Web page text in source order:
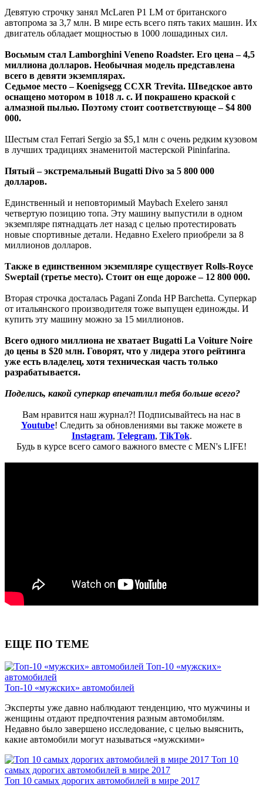
Девятую строчку занял McLaren P1 LM от британского
автопрома за 3,7 млн. В мире есть всего пять таких машин. Их
двигатель обладает мощностью в 1000 лошадиных сил.
Восьмым стал Lamborghini Veneno Roadster. Его цена – 4,5
миллиона долларов. Необычная модель представлена
всего в девяти экземплярах.
Седьмое место – Koenigsegg CCXR Trevita. Шведское авто
оснащено мотором в 1018 л. с. И покрашено краской с
алмазной пылью. Поэтому стоит соответствующе – $4 800
000.
Шестым стал Ferrari Sergio за $5,1 млн с очень редким кузовом
в лучших традициях знаменитой мастерской Pininfarina.
Пятый – экстремальный Bugatti Divo за 5 800 000
долларов.
Единственный и неповторимый Maybach Exelero занял
четвертую позицию топа. Эту машину выпустили в одном
экземпляре пятнадцать лет назад с целью протестировать
новые спортивные детали. Недавно Exelero приобрели за 8
миллионов долларов.
Также в единственном экземпляре существует Rolls-Royce
Sweptail (третье место). Стоит он еще дороже – 12 800 000.
Вторая строчка досталась Pagani Zonda HP Barchetta. Суперкар
от итальянского производителя тоже выпущен единожды. И
купить эту машину можно за 15 миллионов.
Всего одного миллиона не хватает Bugatti La Voiture Noire
до цены в $20 млн. Говорят, что у лидера этого рейтинга
уже есть владелец, хотя техническая часть только
разрабатывается.
Поделись, какой суперкар впечатлил тебя больше всего?
Вам нравится наш журнал?! Подписывайтесь на нас в
Youtube! Следить за обновлениями вы также можете в
Instagram, Telegram, TikTok.
Будь в курсе всего самого важного вместе с MEN's LIFE!
ЕЩЕ ПО ТЕМЕ
Топ-10 «мужских»
автомобилей
Топ-10 «мужских» автомобилей
Эксперты уже давно наблюдают тенденцию, что мужчины и
женщины отдают предпочтения разным автомобилям.
Недавно было завершено исследование, с целью выяснить,
какие автомобили могут называться «мужскими»
Топ 10
самых дорогих автомобилей в мире 2017
Топ 10 самых дорогих автомобилей в мире 2017